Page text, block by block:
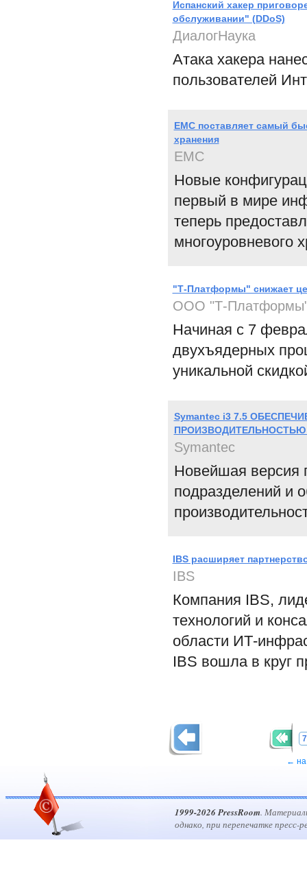
Испанский хакер
обслуживании" (DDoS)
ДиалогНаука
Атака хакера
пользователей
EMC поставляет самый
хранения
EMC
Новые
первый в мире
теперь
многоуровневого
"Т-Платформы" снижает
ООО "Т-
Начиная с 7
двухъядерных
уникальной
Symantec i3 7.5
Symantec
Новейшая версия
подразделений и
IBS расширяет
IBS
Компания IBS,
технологий и
области ИТ-
IBS вошла в круг
← на
1999-2026 PressRoom.
однако, при перепечатке пресс-